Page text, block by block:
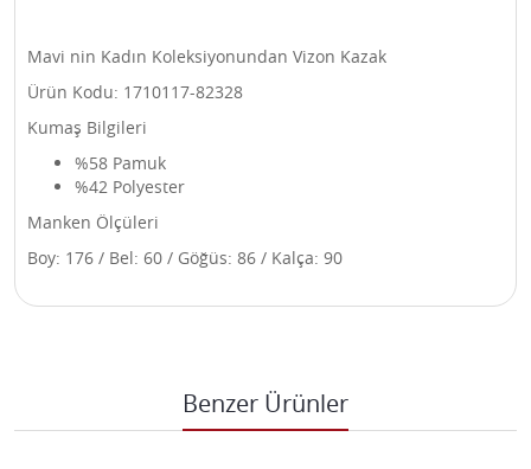
Mavi nin Kadın Koleksiyonundan Vizon Kazak
Ürün Kodu: 1710117-82328
Kumaş Bilgileri
%58 Pamuk
%42 Polyester
Manken Ölçüleri
Boy: 176 / Bel: 60 / Göğüs: 86 / Kalça: 90
Benzer Ürünler